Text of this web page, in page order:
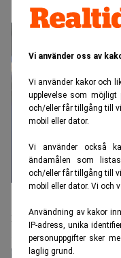
Vi använder oss av
Vi använder kakor och
upplevelse som möjligt
och/eller får tillgång till
mobil eller dator.
Vi använder också
ändamålen som
och/eller får tillgång till
mobil eller dator. Vi och
Användning av kakor
IP-adress, unika
personuppgifter sker
laglig grund.
nytt bonuslyft